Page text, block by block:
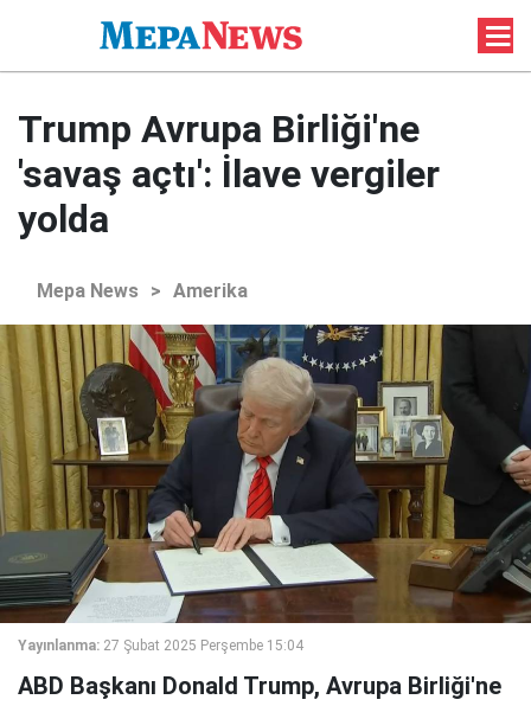
Trump Avrupa Birliği'ne
'savaş açtı': İlave vergiler
yolda
Mepa News > Amerika
Yayınlanma: 27 Şubat 2025 Perşembe 15:04
ABD Başkanı Donald Trump, Avrupa Birliği'ne